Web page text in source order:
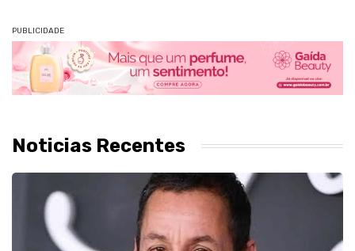
PUBLICIDADE
Noticias Recentes